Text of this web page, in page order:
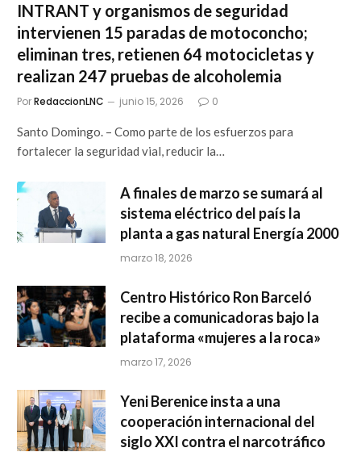
INTRANT y organismos de seguridad
intervienen 15 paradas de motoconcho;
eliminan tres, retienen 64 motocicletas y
realizan 247 pruebas de alcoholemia
PorRedaccionLNC junio 15, 2026 0
Santo Domingo. – Como parte de los esfuerzos para
fortalecer la seguridad vial, reducir la…
A finales de marzo se sumará al
sistema eléctrico del país la
planta a gas natural Energía 2000
marzo 18, 2026
Centro Histórico Ron Barceló
recibe a comunicadoras bajo la
plataforma «mujeres a la roca»
marzo 17, 2026
Yeni Berenice insta a una
cooperación internacional del
siglo XXI contra el narcotráfico